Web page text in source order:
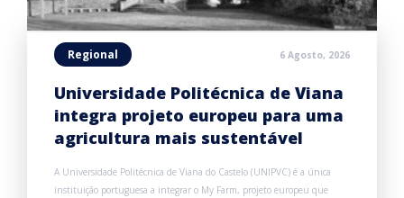
Regional 6 Agosto, 2026
Universidade Politécnica de Viana
integra projeto europeu para uma
agricultura mais sustentável
A Universidade Politécnica de Viana do Castelo (UNIPVC) é a única
instituição portuguesa a integrar o My Farm, projeto europeu que